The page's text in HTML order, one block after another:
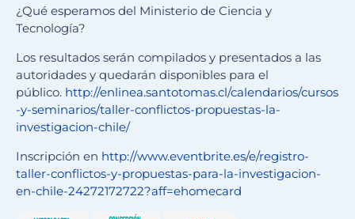
¿Qué esperamos del Ministerio de Ciencia y
Tecnología?
Los resultados serán compilados y presentados a las
autoridades y quedarán disponibles para el
público. http://enlinea.santotomas.cl/calendarios/cursos
-y-seminarios/taller-conflictos-propuestas-la-
investigacion-chile/
Inscripción en http://www.eventbrite.es/e/registro-
taller-conflictos-y-propuestas-para-la-investigacion-
en-chile-24272172722?aff=ehomecard